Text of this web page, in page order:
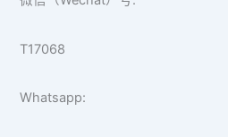
T17068
Whatsapp: